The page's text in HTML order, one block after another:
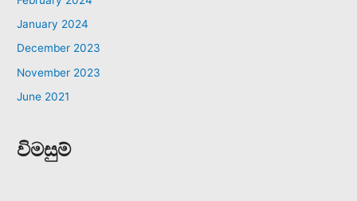
January 2024
December 2023
November 2023
June 2021
විමසුම්